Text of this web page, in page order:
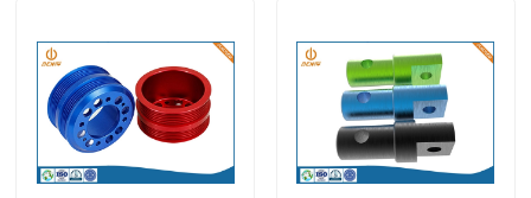
Parti di giro di CNC
Parti di fresatura di CNC